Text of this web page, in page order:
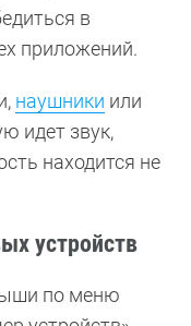
в
приложений.
наушники или
идет звук,
находится не
устройств
по меню